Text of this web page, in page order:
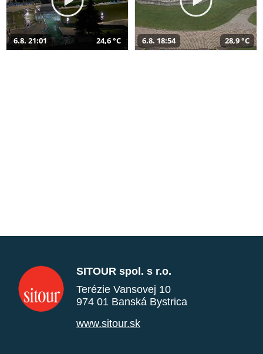
6.8. 21:01 24,6 °C 6.8. 18:54 28,9 °C
SITOUR spol. s r.o.
Terézie Vansovej 10
974 01 Banská Bystrica
www.sitour.sk